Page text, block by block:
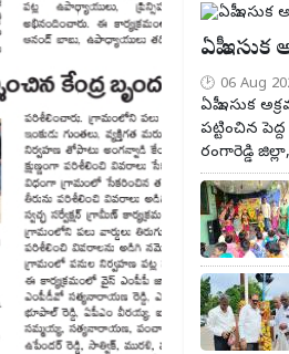
ఏపీ
06 Aug
ఏపీ ఇసుక
పట్టించిన
రంగారెడ్డి